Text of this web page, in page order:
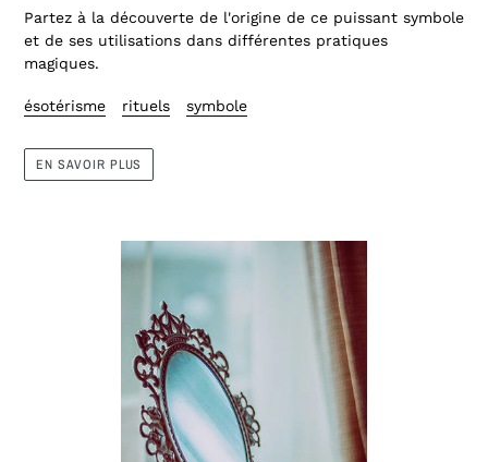
Partez à la découverte de l'origine de ce puissant symbole
et de ses utilisations dans différentes pratiques
magiques.
ésotérisme rituels symbole
EN SAVOIR PLUS